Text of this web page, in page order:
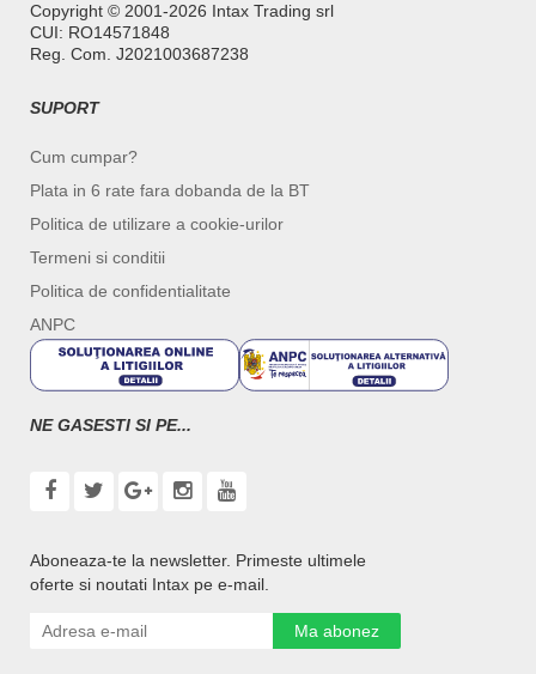
Copyright ©️ 2001-2026 Intax Trading srl
CUI: RO14571848
Reg. Com. J2021003687238
SUPORT
Cum cumpar?
Plata in 6 rate fara dobanda de la BT
Politica de utilizare a cookie-urilor
Termeni si conditii
Politica de confidentialitate
ANPC
NE GASESTI SI PE...
Aboneaza-te la newsletter. Primeste ultimele
oferte si noutati Intax pe e-mail.
Ma abonez